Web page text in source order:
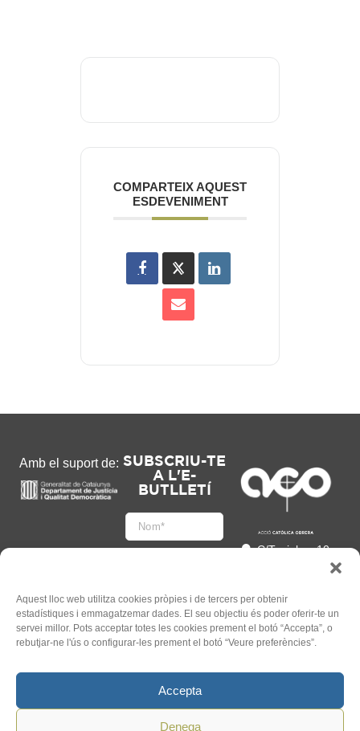
Aquest lloc web utilitza cookies pròpies i de tercers per obtenir
estadístiques i emmagatzemar dades. El seu objectiu és poder oferir-te un
servei millor. Pots acceptar totes les cookies prement el botó “Accepta”, o
rebutjar-ne l'ús o configurar-les prement el botó “Veure preferències”.
Accepta
Denega
COMPARTEIX AQUEST
ESDEVENIMENT
Amb el suport de: SUBSCRIU-TE
A L'E-
BUTLLETÍ
Accepto
l'Informació legal
C/Tapioles, 10
93 505 86 86
hola@acocat.org